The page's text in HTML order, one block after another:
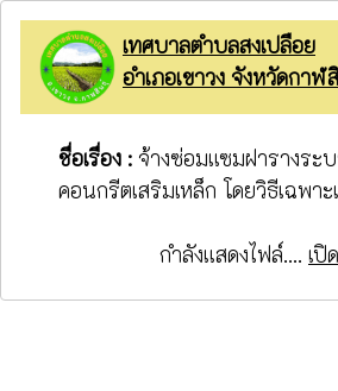
เทศบาลตำบลสงเปลือย
อำเภอเขาวง จังหวัดกาฬ
ชื่อเรื่อง : จ้างซ่อมแซมฝารางระ
คอนกรีตเสริมเหล็ก โดยวิธีเฉพาะ
กำลังแสดงไฟล์.... เปิ